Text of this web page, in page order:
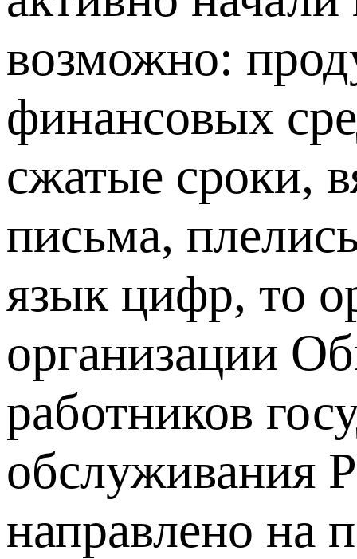
возможно:
финансовых
сжатые сроки,
письма,
язык цифр, то
организации
работников
обслуживания
направлено